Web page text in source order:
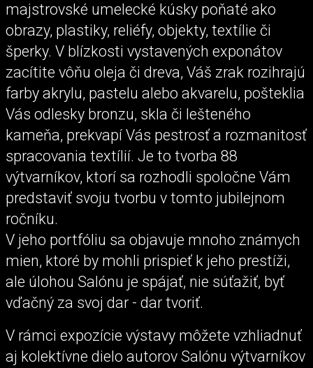
majstrovské umelecké kúsky poňaté ako
obrazy, plastiky, reliéfy, objekty, textílie či
šperky. V blízkosti vystavených exponátov
zacítite vôňu oleja či dreva, Váš zrak rozihrajú
farby akrylu, pastelu alebo akvarelu, pošteklia
Vás odlesky bronzu, skla či lešteného
kameňa, prekvapí Vás pestrosť a rozmanitosť
spracovania textílií. Je to tvorba 88
výtvarníkov, ktorí sa rozhodli spoločne Vám
predstaviť svoju tvorbu v tomto jubilejnom
ročníku.
V jeho portfóliu sa objavuje mnoho známych
mien, ktoré by mohli prispieť k jeho prestíži,
ale úlohou Salónu je spájať, nie súťažiť, byť
vďačný za svoj dar - dar tvoriť.
V rámci expozície výstavy môžete vzhliadnuť
aj kolektívne dielo autorov Salónu výtvarníkov